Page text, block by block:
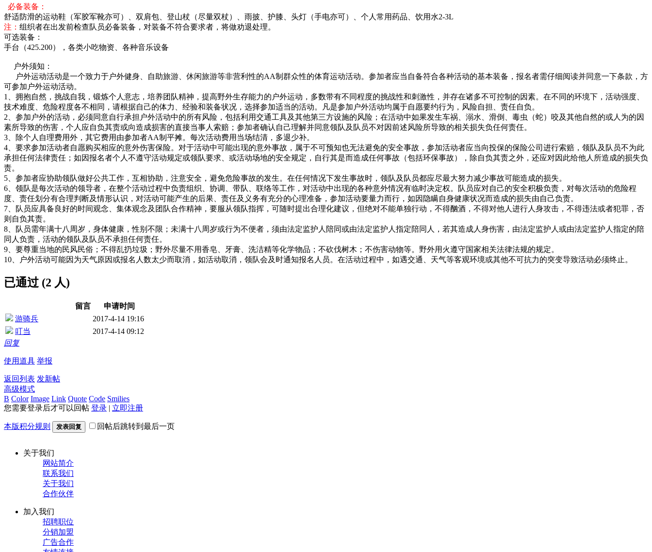
必备装备：
舒适防滑的运动鞋（军胶军靴亦可）、双肩包、登山杖（尽量双杖）、雨披、护膝、头灯（手电亦可）、个人常用药品、饮用水2-3L
注： 组织者在出发前检查队员必备装备，对装备不符合要求者，将做劝退处理。
可选装备：
手台（425.200）， 各类小吃物资、各种音乐设备
户外须知：
户外运动活动是一个致力于户外健身、自助旅游、休闲旅游等非营利性的AA制群众性的体育运动活动。参加者应当自备符合各种活动的基本装备，报名者需仔细阅读并同意一下条款，方
可参加户外运动活动。
1、拥抱自然，挑战自我，锻炼个人意志，培养团队精神，提高野外生存能力的户外运动，多数带有不同程度的挑战性和刺激性，并存在诸多不可控制的因素。在不同的环境下，活动强度、
技术难度、危险程度各不相同，请根据自己的体力、经验和装备状况，选择参加适当的活动。凡是参加户外活动均属于自愿要约行为，风险自担、责任自负。
2、参加户外的活动，必须同意自行承担户外活动中的所有风险，包括利用交通工具及其他第三方设施的风险；在活动中如果发生车祸、溺水、滑倒、毒虫（蛇）咬及其他自然的或人为的因
素所导致的伤害，个人应自负其责或向造成损害的直接当事人索赔；参加者确认自己理解并同意领队及队员不对因前述风险所导致的相关损失负任何责任。
3、除个人自理费用外，其它费用由参加者AA制平摊。每次活动费用当场结清，多退少补。
4、要求参加活动者自愿购买相应的意外伤害保险。对于活动中可能出现的意外事故，属于不可预知也无法避免的安全事故，参加活动者应当向投保的保险公司进行索赔，领队及队员不为此
承担任何法律责任；如因报名者个人不遵守活动规定或领队要求、或活动场地的安全规定，自行其是而造成任何事故（包括环保事故），除自负其责之外，还应对因此给他人所造成的损失负
责。
5、参加者应协助领队做好公共工作，互相协助，注意安全，避免危险事故的发生。在任何情况下发生事故时，领队及队员都应尽最大努力减少事故可能造成的损失。
6、领队是每次活动的领导者，在整个活动过程中负责组织、协调、带队、联络等工作，对活动中出现的各种意外情况有临时决定权。队员应对自己的安全积极负责，对每次活动的危险程
度、责任划分有合理判断及情形认识，对活动可能产生的后果、责任及义务有充分的心理准备，参加活动要量力而行，如因隐瞒自身健康状况而造成的损失由自己负责。
7、队员应具备良好的时间观念、集体观念及团队合作精神，要服从领队指挥，可随时提出合理化建议，但绝对不能单独行动，不得酗酒，不得对他人进行人身攻击，不得违法或者犯罪，否
则自负其责。
8、队员需年满十八周岁，身体健康，性别不限；未满十八周岁或行为不便者，须由法定监护人陪同或由法定监护人指定陪同人，若其造成人身伤害，由法定监护人或由法定监护人指定的陪
同人负责，活动的领队及队员不承担任何责任。
9、要尊重当地的民风民俗；不得乱扔垃圾；野外尽量不用香皂、牙膏、洗洁精等化学物品；不砍伐树木；不伤害动物等。野外用火遵守国家相关法律法规的规定。
10、户外活动可能因为天气原因或报名人数太少而取消，如活动取消，领队会及时通知报名人员。在活动过程中，如遇交通、天气等客观环境或其他不可抗力的突变导致活动必须终止。
已通过 (2 人)
留言
申请时间
游骑兵
2017-4-14 19:16
叮当
2017-4-14 09:12
回复
使用道具 举报
返回列表 发新帖
高级模式
B Color Image Link Quote Code Smilies
您需要登录后才可以回帖 登录 | 立即注册
本版积分规则 发表回复 回帖后跳转到最后一页
关于我们
网站简介
联系我们
关于我们
合作伙伴
加入我们
招聘职位
分销加盟
广告合作